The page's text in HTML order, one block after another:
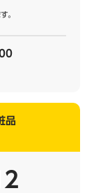
。
品